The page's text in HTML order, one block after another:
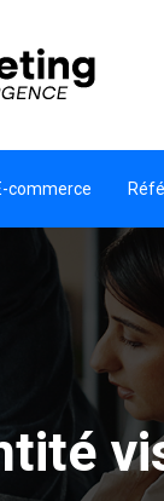
commerce